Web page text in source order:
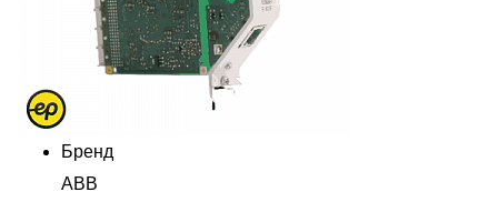
Бренд
ABB